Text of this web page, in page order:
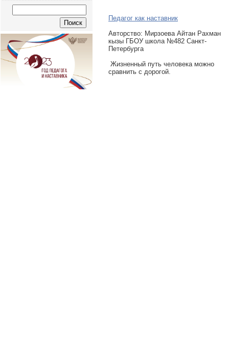
Педагог как наставник
Авторcтво: Мирзоева Айтан Рахман
кызы ГБОУ школа №482 Санкт-
Петербурга
Жизненный путь человека можно
сравнить с дорогой.